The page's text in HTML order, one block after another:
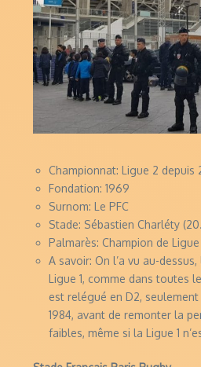
Championnat: Ligue 2 depuis
Fondation: 1969
Surnom: Le PFC
Stade: Sébastien Charléty
Palmarès: Champion de
A savoir: On l’a vu au-
Ligue 1, comme dans toutes
est relégué en D2, seulement
1984, avant de remonter la
faibles, même si la Ligue 1